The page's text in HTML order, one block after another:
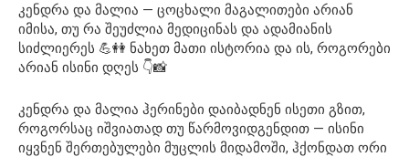
კენდრა და მალია — ცოცხალი მაგალითები არიან
იმისა, თუ რა შეუძლია მედიცინას და ადამიანის
სიძლიერეს 💪👭 ნახეთ მათი ისტორია და ის, როგორები
არიან ისინი დღეს 👇📸
კენდრა და მალია ჰერინები დაიბადნენ ისეთი გზით,
როგორსაც იშვიათად თუ წარმოვიდგენდით — ისინი
იყვნენ შერთებულები მუცლის მიდამოში, ჰქონდათ ორი